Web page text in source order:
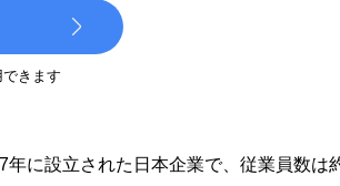
きます
に設立された日本企業で、従業員数は